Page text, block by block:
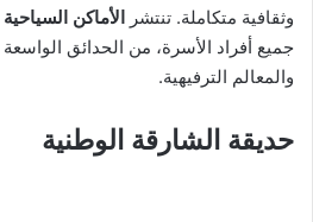
وثقافية متكاملة. تنتشر الأماكن
جميع أفراد الأسرة، من الحدائق الواسعة
والمعالم الترفيهية.
حديقة الشارقة الوطنية